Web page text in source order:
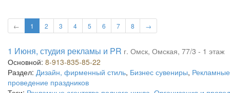
← 1 2 3 4 5 6 7 8 →
1 Июня, студия рекламы и PR г. Омск, Омская, 77/3 - 1 этаж
Основной: 8-913-835-85-22
Раздел: Дизайн, фирменный стиль, Бизнес сувениры, Рекламные
проведение праздников